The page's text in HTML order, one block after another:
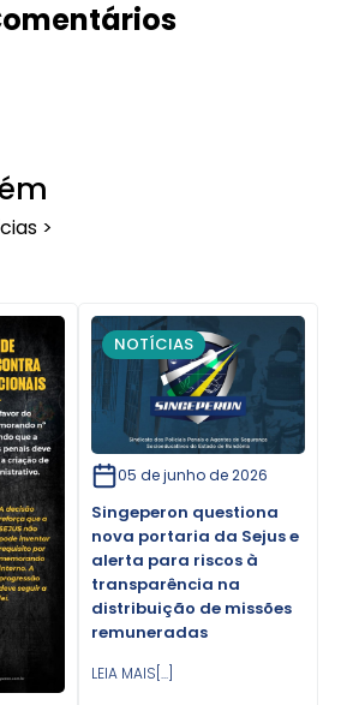
>
NOTÍCIAS
05 de junho de 2026
Singeperon questiona
nova portaria da Sejus e
alerta para riscos à
transparência na
distribuição de missões
remuneradas
LEIA MAIS[...]